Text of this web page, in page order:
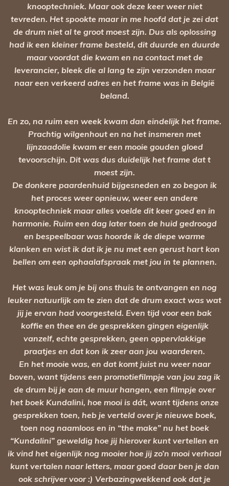
knooptechniek. Maar ook deze keer weer niet
tevreden. Het spookte maar in me hoofd dat je zei dat
de drum niet al te groot moest zijn. Dus als oplossing
had ik een kleiner frame besteld, dit duurde en duurde
maar voordat die kwam en na contact met de
leverancier, bleek die al lang te zijn verzonden maar
naar een verkeerd adres en het frame was in België
beland.
En zo, na ruim een week kwam dan eindelijk het frame.
Prachtig wilgenhout en na het insmeren met
lijnzaadolie kwam er een mooie gouden gloed
tevoorschijn. Dit was dus duidelijk het frame dat t
moest zijn.
De donkere paardenhuid bijgesneden en zo begon ik
het proces weer opnieuw, weer een andere
knooptechniek maar alles voelde dit keer goed en in
harmonie. Ruim een dag later toen de huid gedroogd
en bespeelbaar was hoorde ik de diepe warme
klanken en wist ik dat ik je nu met een gerust hart kon
bellen om een ophaalafspraak met jou in te plannen.
Het was leuk om je bij ons thuis te ontvangen en nog
leuker natuurlijk om te zien dat de drum exact was wat
jij je ervan had voorgesteld. Even tijd voor een bak
koffie en thee en de gesprekken gingen eigenlijk
vanzelf, echte gesprekken, geen oppervlakkige
praatjes en dat kon ik zeer aan jou waarderen.
En het mooie was, en dat komt juist nu weer naar
boven, want tijdens een promotiefilmpje van jou zag ik
de drum bij je aan de muur hangen, een filmpje over
het boek Kundalini, hoe mooi is dát, want tijdens onze
gesprekken toen, heb je verteld over je nieuwe boek,
toen nog naamloos en in “the make” nu het boek
“Kundalini” geweldig hoe jij hierover kunt vertellen en
ik vind het eigenlijk nog mooier hoe jij zo’n mooi verhaal
kunt vertalen naar letters, maar goed daar ben je dan
ook schrijver voor :) Verbazingwekkend ook dat je